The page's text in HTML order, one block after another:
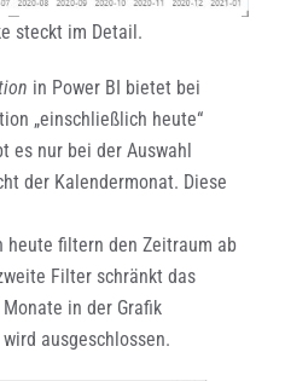
steckt im Detail.
in Power BI bietet bei
„einschließlich heute“
es nur bei der Auswahl
der Kalendermonat. Diese
heute filtern den Zeitraum ab
Filter schränkt das
in der Grafik
ausgeschlossen.